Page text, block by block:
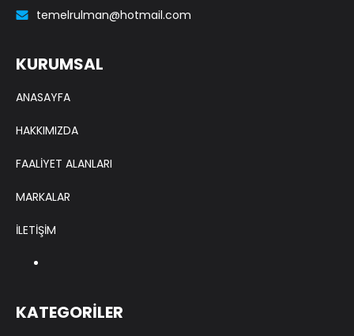
temelrulman@hotmail.com
KURUMSAL
ANASAYFA
HAKKIMIZDA
FAALİYET ALANLARI
MARKALAR
İLETİŞİM
KATEGORİLER